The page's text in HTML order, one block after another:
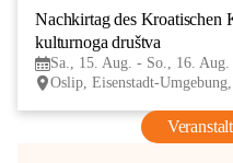
Nachkirtag des Kroatischen
kulturnoga društva
Sa., 15. Aug. - So., 16. Aug.
Oslip, Eisenstadt-